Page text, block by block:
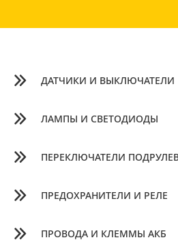
ДАТЧИКИ И ВЫКЛЮЧАТЕЛИ
ЛАМПЫ И СВЕТОДИОДЫ
ПЕРЕКЛЮЧАТЕЛИ
ПРЕДОХРАНИТЕЛИ И РЕЛЕ
ПРОВОДА И КЛЕММЫ АКБ